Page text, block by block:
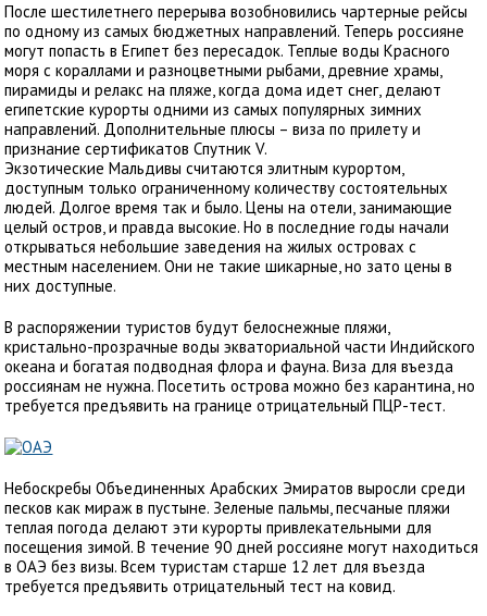
После шестилетнего перерыва возобновились чартерные рейсы
по одному из самых бюджетных направлений. Теперь россияне
могут попасть в Египет без пересадок. Теплые воды Красного
моря с кораллами и разноцветными рыбами, древние храмы,
пирамиды и релакс на пляже, когда дома идет снег, делают
египетские курорты одними из самых популярных зимних
направлений. Дополнительные плюсы – виза по прилету и
признание сертификатов Спутник V.
Экзотические Мальдивы считаются элитным курортом,
доступным только ограниченному количеству состоятельных
людей. Долгое время так и было. Цены на отели, занимающие
целый остров, и правда высокие. Но в последние годы начали
открываться небольшие заведения на жилых островах с
местным населением. Они не такие шикарные, но зато цены в
них доступные.
В распоряжении туристов будут белоснежные пляжи,
кристально-прозрачные воды экваториальной части Индийского
океана и богатая подводная флора и фауна. Виза для въезда
россиянам не нужна. Посетить острова можно без карантина, но
требуется предъявить на границе отрицательный ПЦР-тест.
Небоскребы Объединенных Арабских Эмиратов выросли среди
песков как мираж в пустыне. Зеленые пальмы, песчаные пляжи
теплая погода делают эти курорты привлекательными для
посещения зимой. В течение 90 дней россияне могут находиться
в ОАЭ без визы. Всем туристам старше 12 лет для въезда
требуется предъявить отрицательный тест на ковид.